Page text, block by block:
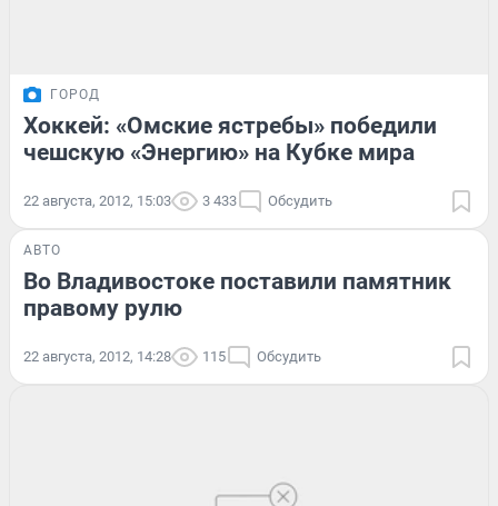
ГОРОД
Хоккей: «Омские ястребы» победили
чешскую «Энергию» на Кубке мира
22 августа, 2012, 15:03 3 433 Обсудить
АВТО
Во Владивостоке поставили памятник
правому рулю
22 августа, 2012, 14:28 115 Обсудить